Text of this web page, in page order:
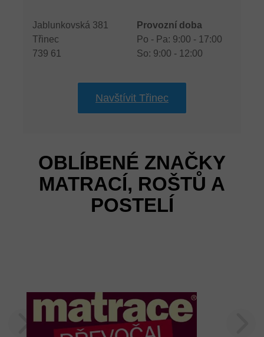
Jablunkovská 381
Třinec
739 61
Provozní doba
Po - Pa: 9:00 - 17:00
So: 9:00 - 12:00
Navštívit Třinec
OBLÍBENÉ ZNAČKY
MATRACÍ, ROŠTŮ A
POSTELÍ